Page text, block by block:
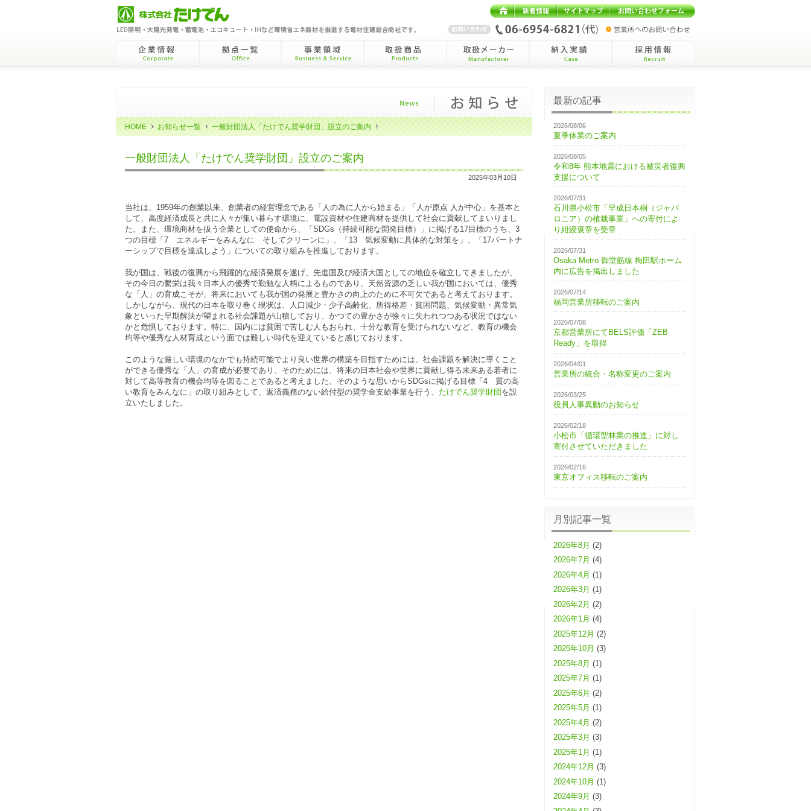
HOME 新着情報 サイトマップ
HOME お知らせ一覧 一般財団法人「たけでん奨学財団」設立のご案内
一般財団法人「たけでん奨学財団」設立のご案内
2025年03月10日
当社は、1959年の創業以来、創業者の経営理念である「人の為に人から始まる」「人が原点 人が中心」を基本と
して、高度経済成長と共に人々が集い暮らす環境に、電設資材や住建商材を提供して社会に貢献してまいりまし
た。また、環境商材を扱う企業としての使命から、「SDGs（持続可能な開発目標）」に掲げる17目標のうち、3
つの目標「7 エネルギーをみんなに そしてクリーンに」、「13 気候変動に具体的な対策を」、「17パートナ
ーシップで目標を達成しよう」についての取り組みを推進しております。
我が国は、戦後の復興から飛躍的な経済発展を遂げ、先進国及び経済大国としての地位を確立してきましたが、
その今日の繫栄は我々日本人の優秀で勤勉な人柄によるものであり、天然資源の乏しい我が国においては、優秀
な「人」の育成こそが、将来においても我が国の発展と豊かさの向上のために不可欠であると考えております。
しかしながら、現代の日本を取り巻く現状は、人口減少・少子高齢化、所得格差・貧困問題、気候変動・異常気
象といった早期解決が望まれる社会課題が山積しており、かつての豊かさが徐々に失われつつある状況ではない
かと危惧しております。特に、国内には貧困で苦しむ人もおられ、十分な教育を受けられないなど、教育の機会
均等や優秀な人材育成という面では難しい時代を迎えていると感じております。
このような厳しい環境のなかでも持続可能でより良い世界の構築を目指すためには、社会課題を解決に導くこと
ができる優秀な「人」の育成が必要であり、そのためには、将来の日本社会や世界に貢献し得る未来ある若者に
対して高等教育の機会均等を図ることであると考えました。そのような思いからSDGsに掲げる目標「4 質の高
い教育をみんなに」の取り組みとして、返済義務のない給付型の奨学金支給事業を行う、 たけでん奨学財団 を設
立いたしました。
最新の記事
2026/08/06
夏季休業のご案内
2026/08/05
令和8年 熊本地震における被災者復興
支援について
2026/07/31
石川県小松市「早成日本桐（ジャパ
ロニア）の植栽事業」への寄付によ
り紺綬褒章を受章
2026/07/31
Osaka Metro 御堂筋線 梅田駅ホーム
内に広告を掲出しました
2026/07/14
福岡営業所移転のご案内
2026/07/08
京都営業所にてBELS評価「ZEB
Ready」を取得
2026/04/01
営業所の統合・名称変更のご案内
2026/03/25
役員人事異動のお知らせ
2026/02/18
小松市「循環型林業の推進」に対し
寄付させていただきました
2026/02/16
東京オフィス移転のご案内
月別記事一覧
2026年8月 (2)
2026年7月 (4)
2026年4月 (1)
2026年3月 (1)
2026年2月 (2)
2026年1月 (4)
2025年12月 (2)
2025年10月 (3)
2025年8月 (1)
2025年7月 (1)
2025年6月 (2)
2025年5月 (1)
2025年4月 (2)
2025年3月 (3)
2025年1月 (1)
2024年12月 (3)
2024年10月 (1)
2024年9月 (3)